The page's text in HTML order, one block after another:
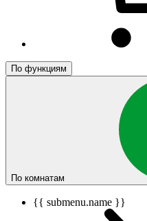
По функциям
По комнатам
{{ submenu.name }}